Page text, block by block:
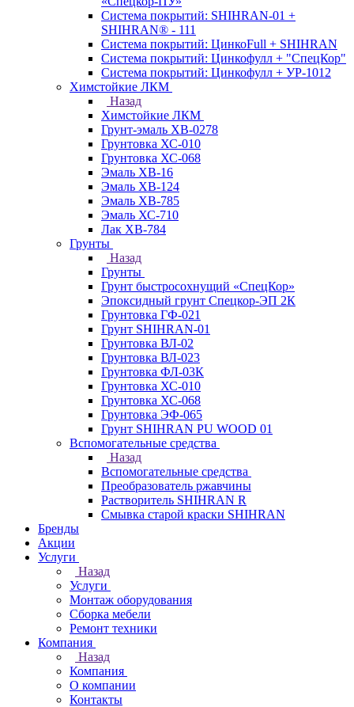
Система покрытий: SHIHRAN-01 +
SHIHRAN® - 111
Система покрытий: ЦинкоFull + SHIHRAN
Система покрытий: Цинкофулл + "СпецКор"
Система покрытий: Цинкофулл + УР-1012
Химстойкие ЛКМ
Назад
Химстойкие ЛКМ
Грунт-эмаль ХВ-0278
Грунтовка ХС-010
Грунтовка ХС-068
Эмаль ХВ-16
Эмаль ХВ-124
Эмаль ХВ-785
Эмаль ХС-710
Лак ХВ-784
Грунты
Назад
Грунты
Грунт быстросохнущий «СпецКор»
Эпоксидный грунт Спецкор-ЭП 2К
Грунтовка ГФ-021
Грунт SHIHRAN-01
Грунтовка ВЛ-02
Грунтовка ВЛ-023
Грунтовка ФЛ-03К
Грунтовка ХС-010
Грунтовка ХС-068
Грунтовка ЭФ-065
Грунт SHIHRAN PU WOOD 01
Вспомогательные средства
Назад
Вспомогательные средства
Преобразователь ржавчины
Растворитель SHIHRAN R
Смывка старой краски SHIHRAN
Бренды
Акции
Услуги
Назад
Услуги
Монтаж оборудования
Сборка мебели
Ремонт техники
Компания
Назад
Компания
О компании
Контакты